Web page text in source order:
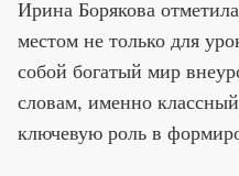
Ирина Борякова
местом не только для
собой богатый мир
словам, именно
ключевую роль в